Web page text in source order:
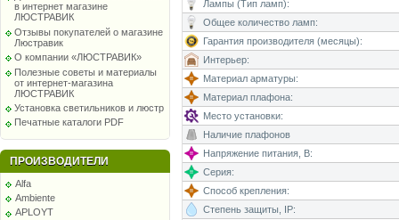
в интернет магазине
ЛЮСТРАВИК
Отзывы покупателей о магазине
Люстравик
О компании «ЛЮСТРАВИК»
Полезные советы и материалы
от интернет-магазина
ЛЮСТРАВИК
Установка светильников и люстр
Печатные каталоги PDF
ПРОИЗВОДИТЕЛИ
Alfa
Ambiente
APLOYT
Лампы (Тип ламп):
Общее количество ламп:
Гарантия производителя (месяцы):
Интерьер:
Материал арматуры:
Материал плафона:
Место установки:
Наличие плафонов
Напряжение питания, В:
Серия:
Способ крепления:
Степень защиты, IP: